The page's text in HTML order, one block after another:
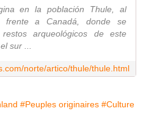
en la población Thule, al
frente a Canadá, donde se
arqueológicos de este
sur ...
norte/artico/thule/thule.html
#Peuples originaires #Culture